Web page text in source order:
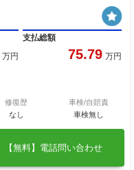
万円
支払総額
75.79 万円
修復歴
なし
車検/自賠責
車検無し
【無料】電話問い合わせ